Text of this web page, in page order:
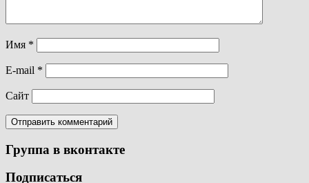
Имя *
E-mail *
Сайт
Группа в вконтакте
Подписаться